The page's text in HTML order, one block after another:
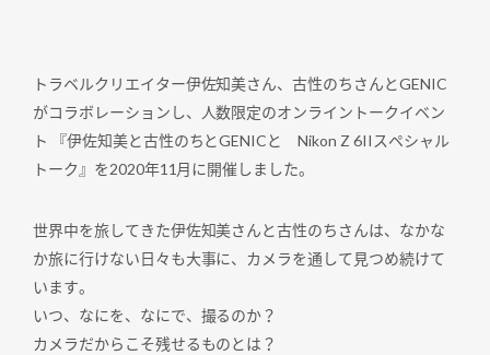
トラベルクリエイター伊佐知美さん、古性のちさんとGENIC
がコラボレーションし、人数限定のオンライントークイベン
ト 『伊佐知美と古性のちとGENICと Nikon Z 6IIスペシャル
トーク』を2020年11月に開催しました。
世界中を旅してきた伊佐知美さんと古性のちさんは、なかな
か旅に行けない日々も大事に、カメラを通して見つめ続けて
います。
いつ、なにを、なにで、撮るのか？
カメラだからこそ残せるものとは？